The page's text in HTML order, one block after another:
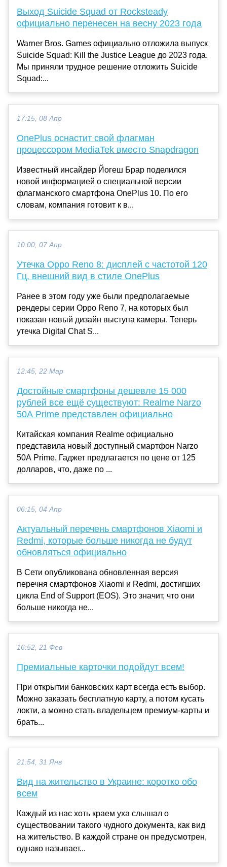
Выход Suicide Squad от Rocksteady
официально перенесен на весну 2023 года
Warner Bros. Games официально отложила выпуск
Suicide Squad: Kill the Justice League до 2023 года.
Мы приняли трудное решение отложить Suicide
Squad:...
17:15, 08 Апр
OnePlus оснастит свой флагман
процессором MediaTek вместо Snapdragon
Известный инсайдер Йогеш Брар поделился
новой информацией о специальной версии
флагманского смартфона OnePlus 10. По его
словам, компания готовит к в...
10:00, 07 Апр
Утечка Oppo Reno 8: дисплей с частотой 120
Гц, внешний вид в стиле OnePlus
Ранее в этом году уже были предполагаемые
рендеры серии Oppo Reno 7, на которых был
показан новый дизайн выступа камеры. Теперь
утечка Digital Chat S...
12:45, 22 Мар
Достойные смартфоны дешевле 15 000
рублей все ещё существуют: Realme Narzo
50A Prime представлен официально
Китайская компания Realme официально
представила новый доступный смартфон Narzo
50A Prime. Гаджет предлагается по цене от 125
долларов, что, даже по ...
06:15, 04 Апр
Актуальный перечень смартфонов Xiaomi и
Redmi, которые больше никогда не будут
обновляться официально
В Сети опубликована обновленная версия
перечня смартфонов Xiaomi и Redmi, достигших
цикла End of Support (EOS). Это значит, что они
больше никогда не...
16:52, 21 Фев
Премиальные карточки подойдут всем!
При открытии банковских карт всегда есть выбор.
Можно заказать бесплатную карту, а потом кусать
локти, а можно стать владельцем премиум-карты и
брать...
21:54, 31 Янв
Вид на жительство в Украине: коротко обо
всем
Каждый из нас хоть краем уха слышал о
существовании такого чудного документа, как вид
на жительство. В каждой стране он предусмотрен,
однако называет...